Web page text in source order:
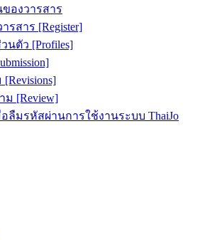
องวารสาร
สาร [Register]
นตัว [Profiles]
ม [Review]
ลืมรหัสผ่านการใช้งานระบบ ThaiJo